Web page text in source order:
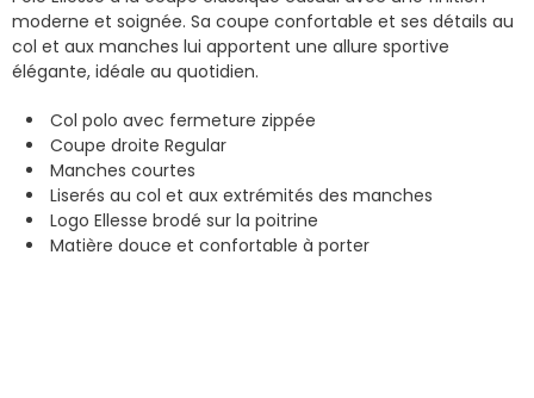
moderne et soignée. Sa coupe confortable et ses détails au
col et aux manches lui apportent une allure sportive
élégante, idéale au quotidien.
Col polo avec fermeture zippée
Coupe droite Regular
Manches courtes
Liserés au col et aux extrémités des manches
Logo Ellesse brodé sur la poitrine
Matière douce et confortable à porter